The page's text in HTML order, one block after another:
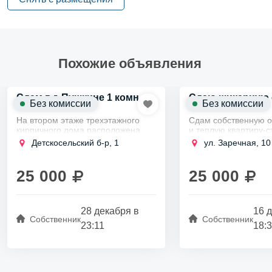
Похожие объявления
Сдам в г. Пушкине 1 комн.
кв. 40.5 кв. м,
На втором этаже трехэтажного
кирпичного дома расположена
светлая и уютная квартира.
Внутри выполнен современный
новейшая.
Двор...
Детскосельский б-р, 1
25 000
Собственник
28 декабря в
23:11
Без комиссии
Сдаю шикарную
30м2
Сдам собственную
и теплую квартиру-
части города в
районе в шаговой
длительный...
ул. Заречная, 10
25 000
Собственник
16
Без комиссии